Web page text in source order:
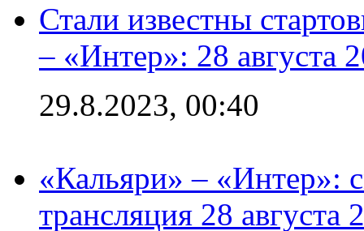
Стали известны
– «Интер»: 28 августа
29.8.2023, 00:40
«Кальяри» – «Интер»:
трансляция 28 августа